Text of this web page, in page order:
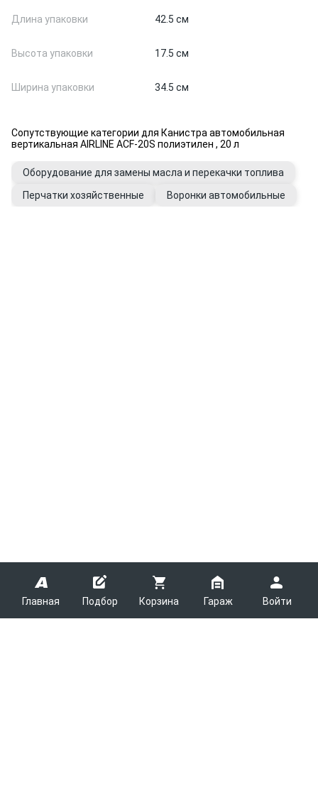
Главная Подбор Корзина Гараж Войти
Длина упаковки 42.5 см
Высота упаковки 17.5 см
Ширина упаковки 34.5 см
Сопутствующие категории для Канистра автомобильная
вертикальная AIRLINE ACF-20S полиэтилен , 20 л
Оборудование для замены масла и перекачки топлива
Перчатки хозяйственные
Воронки автомобильные